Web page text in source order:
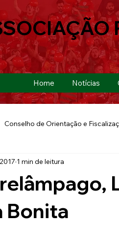
Home Notícias
Conselho de Orientação e Fiscalizaç
Copa São Paulo
Futebol de Quintal
Bonita
1 min de leitura